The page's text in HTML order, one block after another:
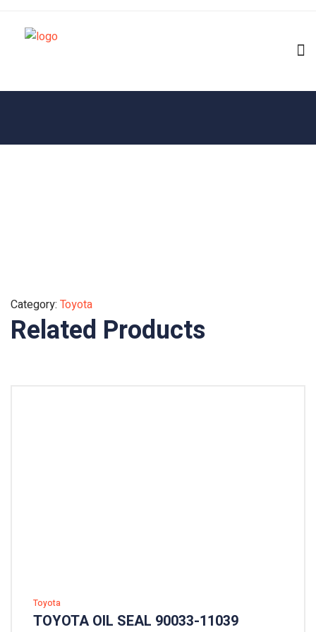
Category: Toyota
Related Products
Toyota
TOYOTA OIL SEAL 90033-11039